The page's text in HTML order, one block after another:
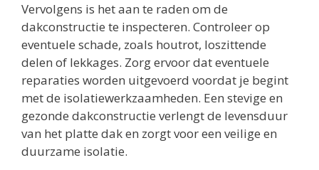
Vervolgens is het aan te raden om de
dakconstructie te inspecteren. Controleer op
eventuele schade, zoals houtrot, loszittende
delen of lekkages. Zorg ervoor dat eventuele
reparaties worden uitgevoerd voordat je begint
met de isolatiewerkzaamheden. Een stevige en
gezonde dakconstructie verlengt de levensduur
van het platte dak en zorgt voor een veilige en
duurzame isolatie.